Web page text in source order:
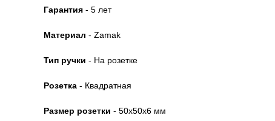
Гарантия - 5 лет
Материал - Zamak
Тип ручки - На розетке
Розетка - Квадратная
Размер розетки - 50x50x6 мм